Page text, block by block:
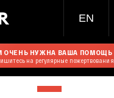
EN
ОЧЕНЬ НУЖНА ВАША ПОМОЩЬ
на регулярные пожертвования